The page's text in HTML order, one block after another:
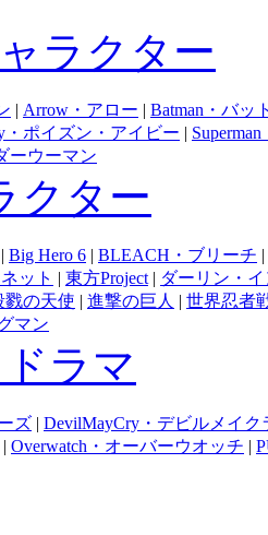
ラクター
| Arrow・アロー | Batman・バッ
・ポイズン・アイビー |
ーウーマン
クター
| Big Hero 6 | BLEACH・ブリーチ |
ット | 東方Project | ダーリン・
戮の天使 | 進撃の巨人 | 世界忍者
マン
ラマ
ズ | DevilMayCry・デビルメイク
| Overwatch・オーバーウオッチ |